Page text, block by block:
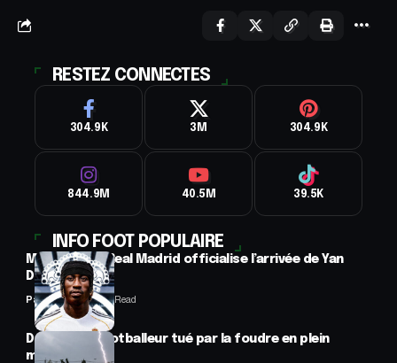
RESTEZ CONNECTES
304.9K 3M 304.9K
844.9M 40.5M 39.5K
INFO FOOT POPULAIRE
Mercato : Le Real Madrid officialise l’arrivée de Yan
Diomandé
Panafrofoot1 Min Read
Drame : un footballeur tué par la foudre en plein
match